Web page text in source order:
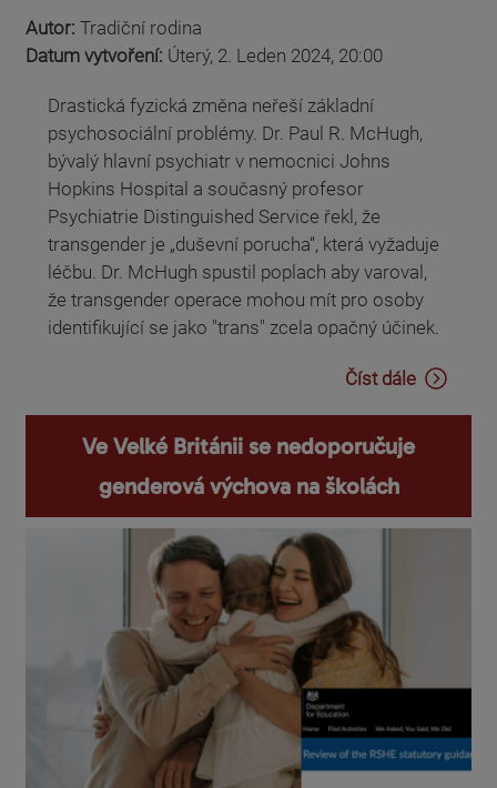
Autor: Tradiční rodina
Datum vytvoření: Úterý, 2. Leden 2024, 20:00
Drastická fyzická změna neřeší základní
psychosociální problémy. Dr. Paul R. McHugh,
bývalý hlavní psychiatr v nemocnici Johns
Hopkins Hospital a současný profesor
Psychiatrie Distinguished Service řekl, že
transgender je „duševní porucha“, která vyžaduje
léčbu. Dr. McHugh spustil poplach aby varoval,
že transgender operace mohou mít pro osoby
identifikující se jako "trans" zcela opačný účinek.
Číst dále
Ve Velké Británii se nedoporučuje
genderová výchova na školách